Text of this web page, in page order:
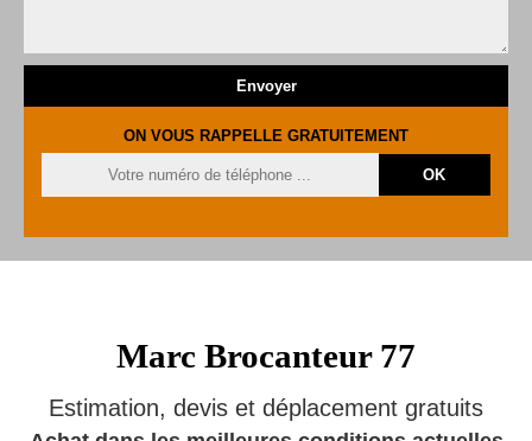
ON VOUS RAPPELLE GRATUITEMENT
Marc Brocanteur 77
Estimation, devis et déplacement gratuits